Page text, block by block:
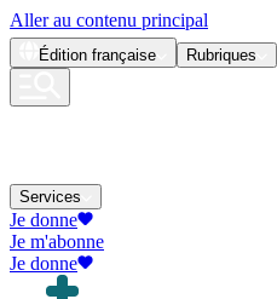
Aller au contenu principal
Édition française Rubriques
Services
Je donne
Je m'abonne
Je donne